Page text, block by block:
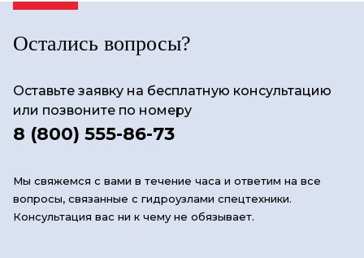
Остались вопросы?
Оставьте заявку на бесплатную консультацию
или позвоните по номеру
8 (800) 555-86-73
Мы свяжемся с вами в течение часа и ответим на все
вопросы, связанные с гидроузлами спецтехники.
Консультация вас ни к чему не обязывает.